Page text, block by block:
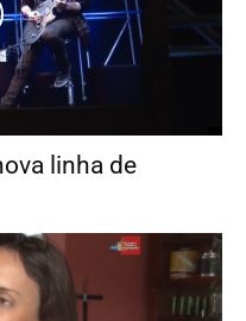
linha de